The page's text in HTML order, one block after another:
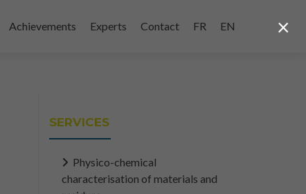
Achievements Experts Contact FR EN
SERVICES
Physico-chemical
characterisation of materials and
×